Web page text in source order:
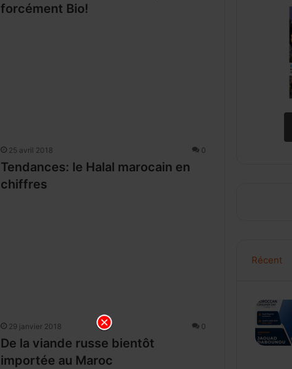
forcément Bio!
25 avril 2018 0
Tendances: le Halal marocain en
chiffres
29 janvier 2018 0
De la viande russe bientôt
importée au Maroc
Récent